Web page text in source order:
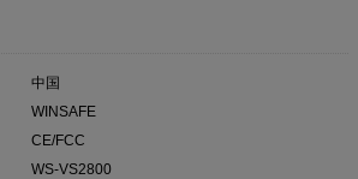
中国
WINSAFE
CE/FCC
WS-VS2800